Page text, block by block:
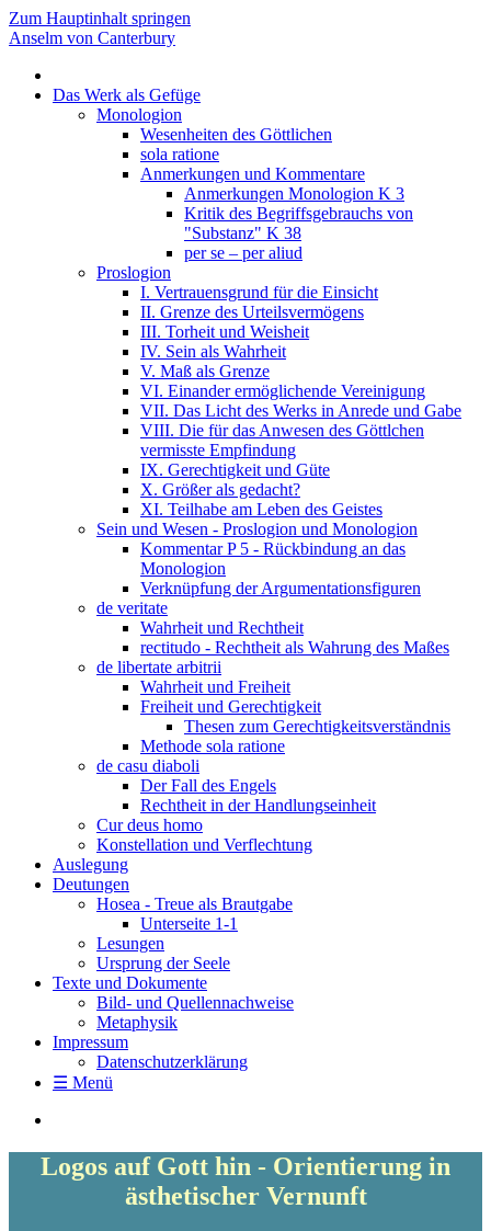
Zum Hauptinhalt springen
Anselm von Canterbury
Das Werk als Gefüge
Monologion
Wesenheiten des Göttlichen
sola ratione
Anmerkungen und Kommentare
Anmerkungen Monologion K 3
Kritik des Begriffsgebrauchs von
"Substanz" K 38
per se – per aliud
Proslogion
I. Vertrauensgrund für die Einsicht
II. Grenze des Urteilsvermögens
III. Torheit und Weisheit
IV. Sein als Wahrheit
V. Maß als Grenze
VI. Einander ermöglichende Vereinigung
VII. Das Licht des Werks in Anrede und Gabe
VIII. Die für das Anwesen des Göttlchen
vermisste Empfindung
IX. Gerechtigkeit und Güte
X. Größer als gedacht?
XI. Teilhabe am Leben des Geistes
Sein und Wesen - Proslogion und Monologion
Kommentar P 5 - Rückbindung an das
Monologion
Verknüpfung der Argumentationsfiguren
de veritate
Wahrheit und Rechtheit
rectitudo - Rechtheit als Wahrung des Maßes
de libertate arbitrii
Wahrheit und Freiheit
Freiheit und Gerechtigkeit
Thesen zum Gerechtigkeitsverständnis
Methode sola ratione
de casu diaboli
Der Fall des Engels
Rechtheit in der Handlungseinheit
Cur deus homo
Konstellation und Verflechtung
Auslegung
Deutungen
Hosea - Treue als Brautgabe
Unterseite 1-1
Lesungen
Ursprung der Seele
Texte und Dokumente
Bild- und Quellennachweise
Metaphysik
Impressum
Datenschutzerklärung
☰ Menü
Logos auf Gott hin - Orientierung in
ästhetischer Vernunft